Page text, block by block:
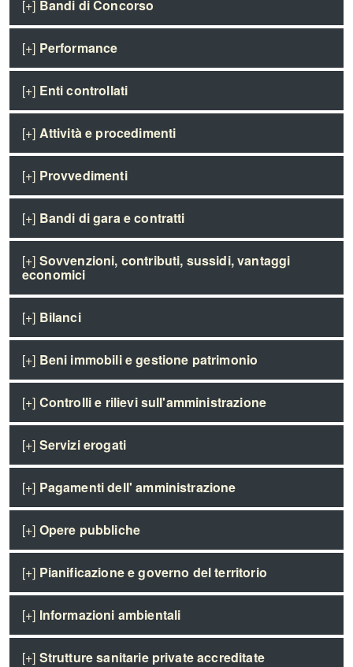
[+] Bandi di Concorso
[+] Performance
[+] Enti controllati
[+] Attività e procedimenti
[+] Provvedimenti
[+] Bandi di gara e contratti
[+] Sovvenzioni, contributi, sussidi, vantaggi
economici
[+] Bilanci
[+] Beni immobili e gestione patrimonio
[+] Controlli e rilievi sull'amministrazione
[+] Servizi erogati
[+] Pagamenti dell' amministrazione
[+] Opere pubbliche
[+] Pianificazione e governo del territorio
[+] Informazioni ambientali
[+] Strutture sanitarie private accreditate